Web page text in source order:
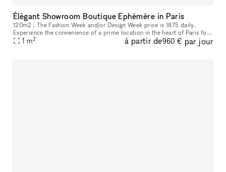
Élégant Showroom Boutique Ephémère in Paris
120m2 , The Fashion Week and/or Design Week price is 1875 daily.
Experience the convenience of a prime location in the heart of Paris for
your showroom needs. This adaptable space is ideal for showca
1 m2 à partir de960 € par jour